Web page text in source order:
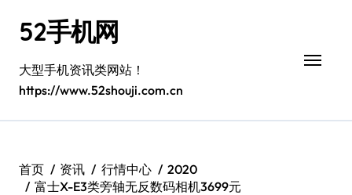
52手机网
大型手机资讯类网站！
https://www.52shouji.com.cn
首页 资讯 行情中心
2020
富士X-E3类旁轴无反数码相机3699元